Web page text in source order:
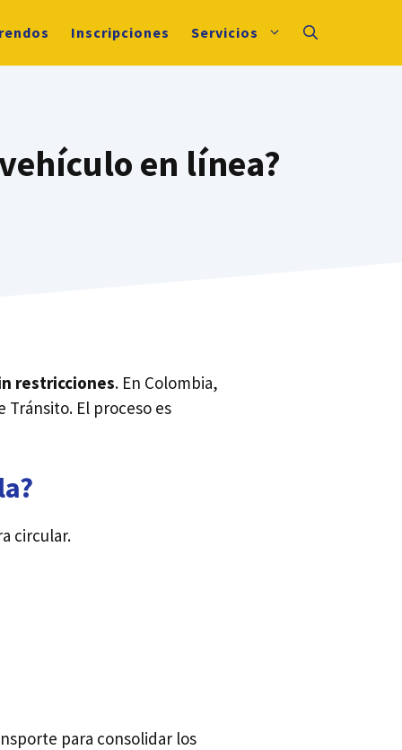
Inscripciones Servicios
en línea?
restricciones. En Colombia,
Tránsito. El proceso es
circular.
para consolidar los